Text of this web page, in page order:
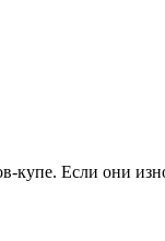
Если они